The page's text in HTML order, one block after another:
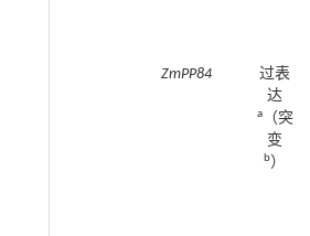
ZmPP84
过表
达
a（突
变
b）